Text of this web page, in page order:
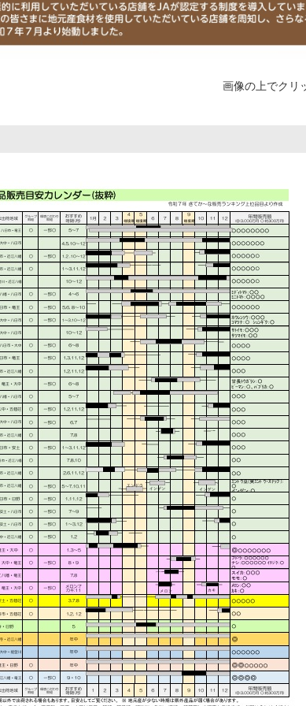
画像の上でクリ